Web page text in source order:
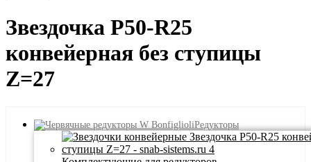
Звездочка P50-R25
конвейерная без ступицы
Z=27
Редукторы